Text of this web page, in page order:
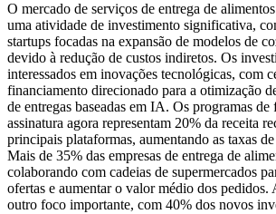
O mercado de serviços de entrega de
uma atividade de investimento significativa,
startups focadas na expansão de modelos de
devido à redução de custos indiretos. Os
interessados ​​em inovações tecnológicas, com
financiamento direcionado para a otimização
de entregas baseadas em IA. Os programas de
assinatura agora representam 20% da receita
principais plataformas, aumentando as taxas
Mais de 35% das empresas de entrega de
colaborando com cadeias de supermercados
ofertas e aumentar o valor médio dos pedidos.
outro foco importante, com 40% dos novos